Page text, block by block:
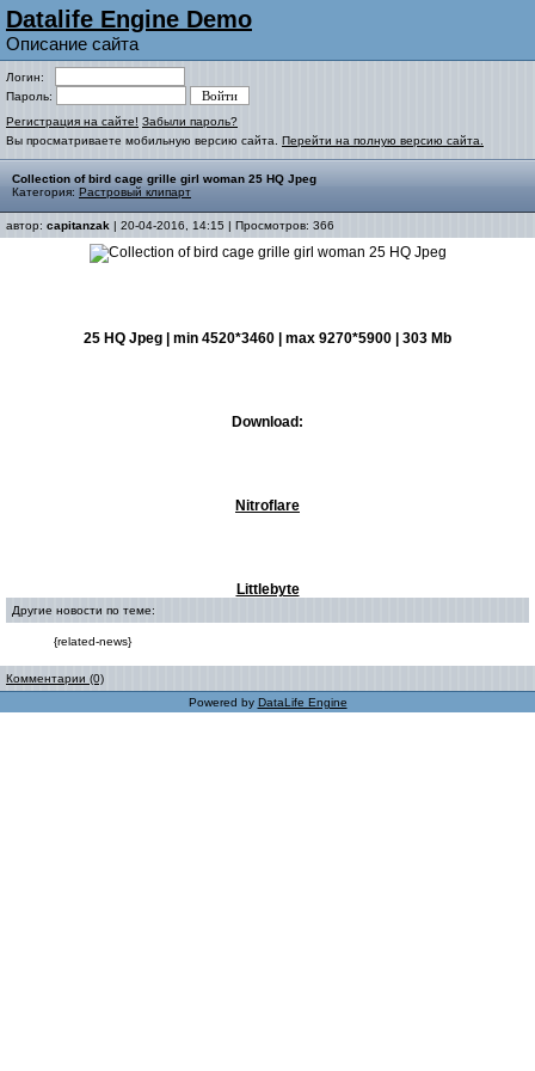
Datalife Engine Demo
Описание сайта
Логин:
Пароль:
Регистрация на сайте! Забыли пароль?
Вы просматриваете мобильную версию сайта. Перейти на полную версию сайта.
Collection of bird cage grille girl woman 25 HQ Jpeg
Категория: Растровый клипарт
автор: capitanzak | 20-04-2016, 14:15 | Просмотров: 366
25 HQ Jpeg | min 4520*3460 | max 9270*5900 | 303 Mb
Download:
Nitroflare
Littlebyte
Другие новости по теме:
{related-news}
Комментарии (0)
Powered by DataLife Engine